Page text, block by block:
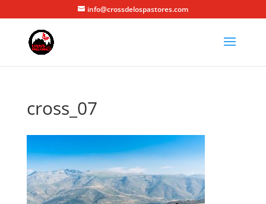
info@crossdelospastores.com
cross_07